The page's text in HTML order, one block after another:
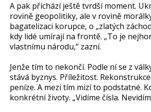
A pak přichází ještě tvrdší moment.
rovině geopolitiky, ale v rovině
bagatelizaci korupce, o „zlatých
kdy lidé umírají na frontě. „To je
vlastnímu národu,“ zazní.
Jenže tím to nekončí. Podle ní se z
stává byznys. Příležitost.
peníze. A mezi tím mizí to podstatné.
konkrétní životy. „Vidíme čísla.